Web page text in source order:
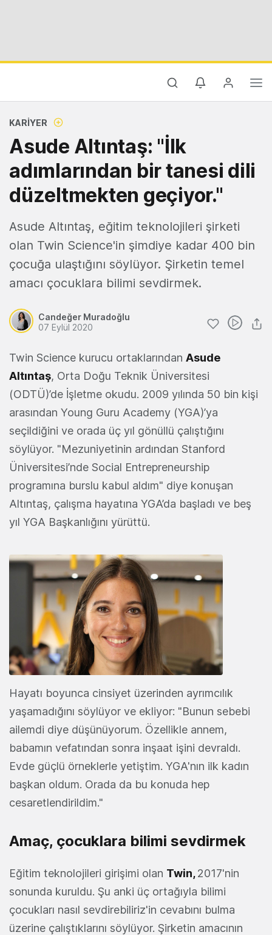
KARIYER
Asude Altıntaş: "İlk
adımlarından bir tanesi dili
düzeltmekten geçiyor."
Asude Altıntaş, eğitim teknolojileri şirketi
olan Twin Science'in şimdiye kadar 400 bin
çocuğa ulaştığını söylüyor. Şirketin temel
amacı çocuklara bilimi sevdirmek.
Candeğer Muradoğlu
07 Eylül 2020
Twin Science kurucu ortaklarından Asude
Altıntaş, Orta Doğu Teknik Üniversitesi
(ODTÜ)’de İşletme okudu. 2009 yılında 50 bin kişi
arasından Young Guru Academy (YGA)’ya
seçildiğini ve orada üç yıl gönüllü çalıştığını
söylüyor. "Mezuniyetinin ardından Stanford
Üniversitesi’nde Social Entrepreneurship
programına burslu kabul aldım" diye konuşan
Altıntaş, çalışma hayatına YGA’da başladı ve beş
yıl YGA Başkanlığını yürüttü.
Hayatı boyunca cinsiyet üzerinden ayrımcılık
yaşamadığını söylüyor ve ekliyor: "Bunun sebebi
ailemdi diye düşünüyorum. Özellikle annem,
babamın vefatından sonra inşaat işini devraldı.
Evde güçlü örneklerle yetiştim. YGA'nın ilk kadın
başkan oldum. Orada da bu konuda hep
cesaretlendirildim."
Amaç, çocuklara bilimi sevdirmek
Eğitim teknolojileri girişimi olan Twin,2017'nin
sonunda kuruldu. Şu anki üç ortağıyla bilimi
çocukları nasıl sevdirebiliriz'in cevabını bulma
üzerine çalıştıklarını söylüyor. Şirketin amacının